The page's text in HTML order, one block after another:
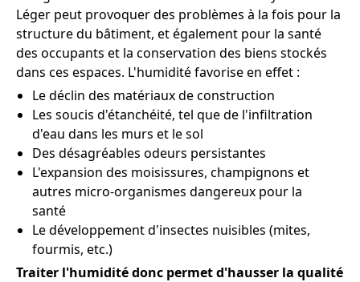
Léger peut provoquer des problèmes à la fois pour la
structure du bâtiment, et également pour la santé
des occupants et la conservation des biens stockés
dans ces espaces. L'humidité favorise en effet :
Le déclin des matériaux de construction
Les soucis d'étanchéité, tel que de l'infiltration
d'eau dans les murs et le sol
Des désagréables odeurs persistantes
L'expansion des moisissures, champignons et
autres micro-organismes dangereux pour la
santé
Le développement d'insectes nuisibles (mites,
fourmis, etc.)
Traiter l'humidité donc permet d'hausser la qualité